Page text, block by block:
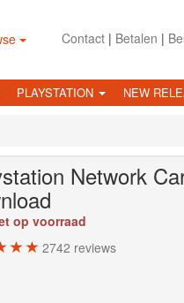
Contact| Betalen |
PLAYSTATION NEW
Network
op voorraad
2742 reviews